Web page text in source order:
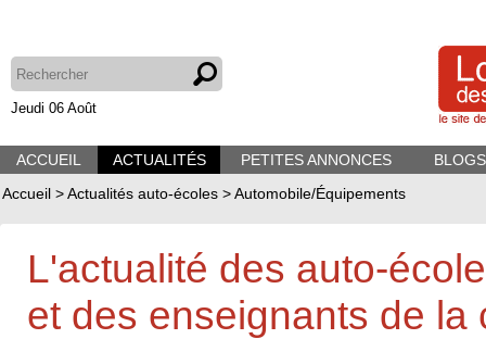
Jeudi 06 Août
ACCUEIL ACTUALITÉS PETITES ANNONCES
Accueil >Actualités auto-écoles >Automobile/Équipements
L'actualité des auto-
et des enseignants de la